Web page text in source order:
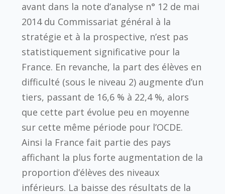
avant dans la note d’analyse n° 12 de mai
2014 du Commissariat général à la
stratégie et à la prospective, n’est pas
statistiquement significative pour la
France. En revanche, la part des élèves en
difficulté (sous le niveau 2) augmente d’un
tiers, passant de 16,6 % à 22,4 %, alors
que cette part évolue peu en moyenne
sur cette même période pour l’OCDE.
Ainsi la France fait partie des pays
affichant la plus forte augmentation de la
proportion d’élèves des niveaux
inférieurs. La baisse des résultats de la